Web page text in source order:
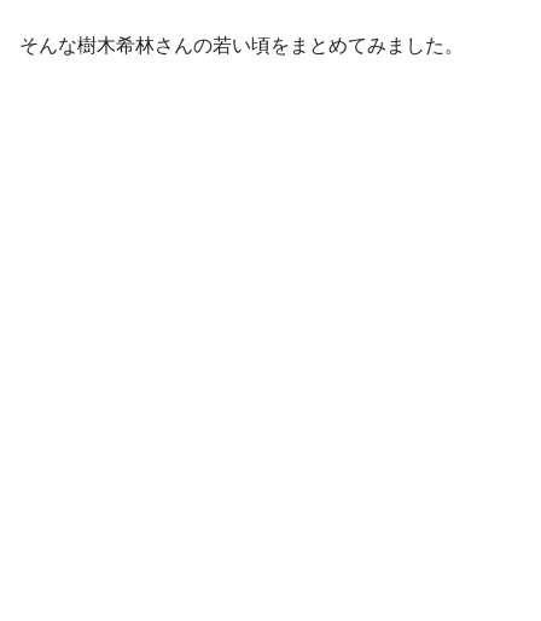
そんな樹木希林さんの若い頃をまとめてみました。